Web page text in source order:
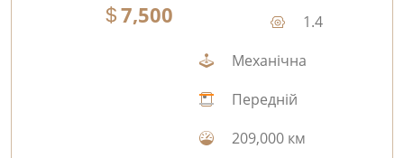
7,500
1.4
Механічна
Передній
209,000 км